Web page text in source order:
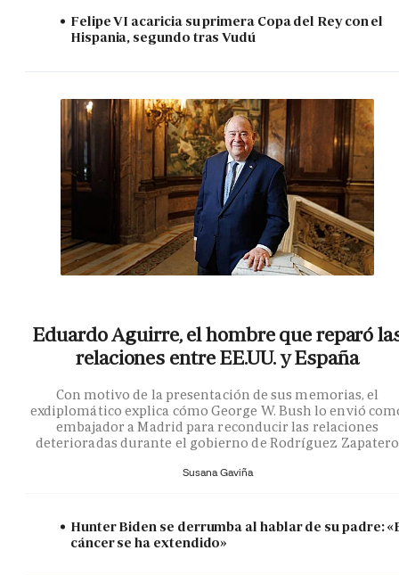
Felipe VI acaricia su primera Copa del Rey con el
Hispania, segundo tras Vudú
Eduardo Aguirre, el hombre que reparó
relaciones entre EE.UU. y España
Con motivo de la presentación de sus memorias, el
exdiplomático explica cómo George W. Bush lo envió
embajador a Madrid para reconducir las relaciones
deterioradas durante el gobierno de Rodríguez Zapatero
Susana Gaviña
Hunter Biden se derrumba al hablar de su padre:
cáncer se ha extendido»